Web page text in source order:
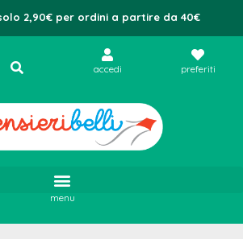
2,90€ per ordini a partire da 40€
accedi preferiti
menu